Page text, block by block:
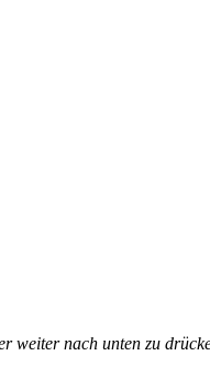
wei­ter nach un­ten zu